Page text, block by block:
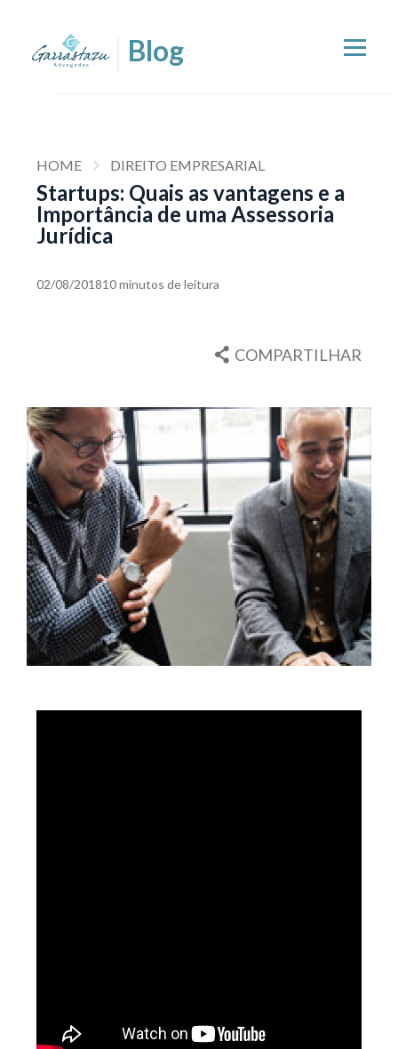
HOME DIREITO EMPRESARIAL
Startups: Quais as vantagens e a
Importância de uma Assessoria
Jurídica
02/08/201810 minutos de leitura
COMPARTILHAR